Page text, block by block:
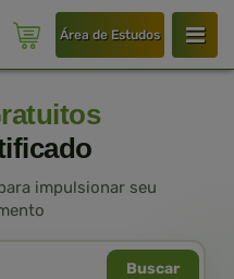
Área de Estudos
impulsionar seu
Buscar